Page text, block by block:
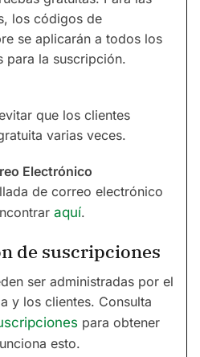
los códigos de
se aplicarán a todos los
para la suscripción.
que los clientes
varias veces.
Electrónico
de correo electrónico
aquí.
de suscripciones
ser administradas por el
y los clientes. Consulta
para obtener
esto.